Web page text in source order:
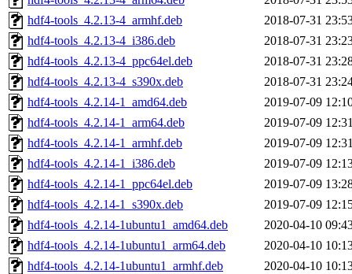
hdf4-tools_4.2.13-4_armhf.deb
2018-07-31
hdf4-tools_4.2.13-4_i386.deb
2018-07-31
hdf4-tools_4.2.13-4_ppc64el.deb
2018-07-31
hdf4-tools_4.2.13-4_s390x.deb
2018-07-31
hdf4-tools_4.2.14-1_amd64.deb
2019-07-09
hdf4-tools_4.2.14-1_arm64.deb
2019-07-09
hdf4-tools_4.2.14-1_armhf.deb
2019-07-09
hdf4-tools_4.2.14-1_i386.deb
2019-07-09
hdf4-tools_4.2.14-1_ppc64el.deb
2019-07-09
hdf4-tools_4.2.14-1_s390x.deb
2019-07-09
hdf4-tools_4.2.14-1ubuntu1_amd64.deb
2020-04-10
hdf4-tools_4.2.14-1ubuntu1_arm64.deb
2020-04-10
hdf4-tools_4.2.14-1ubuntu1_armhf.deb
2020-04-10